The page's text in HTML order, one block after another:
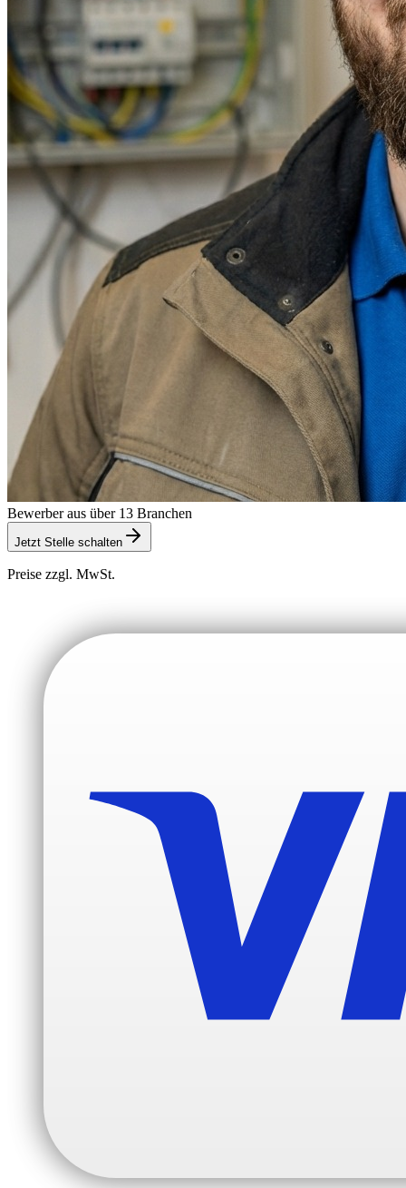
Bewerber aus über 13 Branchen
Jetzt Stelle schalten
Preise zzgl. MwSt.